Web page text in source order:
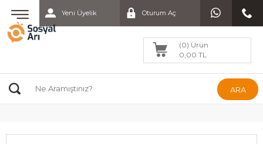
Yeni Üyelik Oturum Aç
(0) Ürün
0,00 TL
ARA